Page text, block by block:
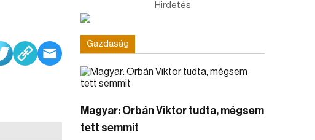
Hirdetés
Gazdaság
Magyar: Orbán Viktor tudta, mégsem
tett semmit